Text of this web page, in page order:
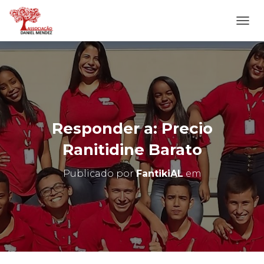
L
T
E
R
N
A
N
A
E
G
O
Responder a: Precio
Ranitidine Barato
Publicado porFantikiALem